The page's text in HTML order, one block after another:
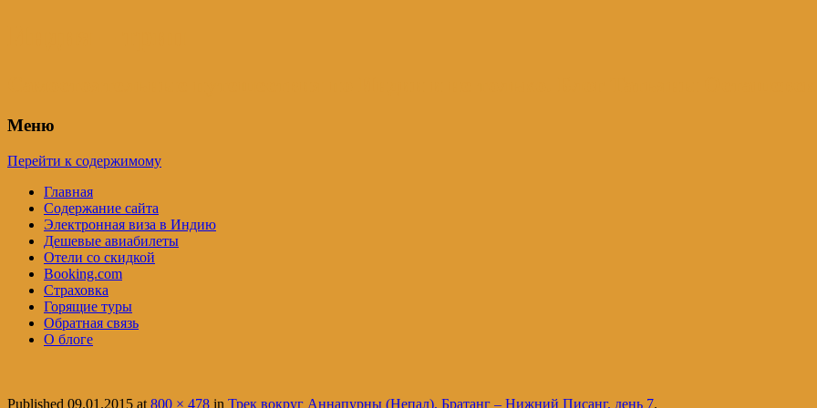
Меню
Перейти к содержимому
Главная
Содержание сайта
Электронная виза в Индию
Дешевые авиабилеты
Отели со скидкой
Booking.com
Страховка
Горящие туры
Обратная связь
О блоге
Published 09.01.2015 at800 × 478 in Трек вокруг Аннапурны (Непал), Братанг – Нижний Писанг, день 7.